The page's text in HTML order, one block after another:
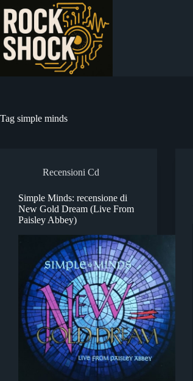
contenuto
Tag simple minds
Recensioni Cd
Simple Minds: recensione di
New Gold Dream (Live From
Paisley Abbey)